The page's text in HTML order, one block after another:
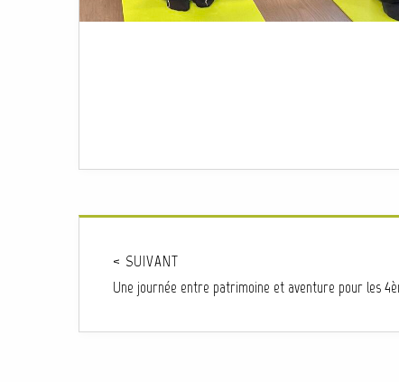
< SUIVANT
Une journée entre patrimoine et aventure pour les